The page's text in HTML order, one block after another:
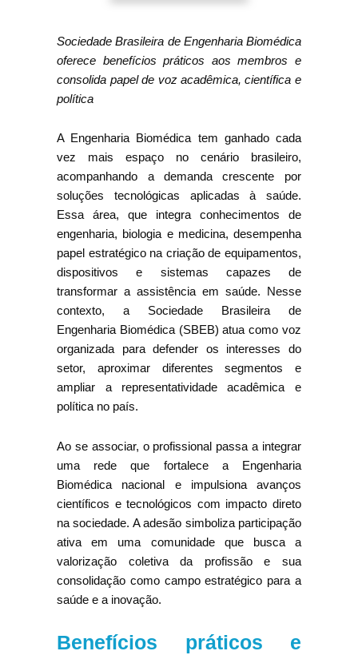
Sociedade Brasileira de Engenharia Biomédica
oferece benefícios práticos aos membros e
consolida papel de voz acadêmica, científica e
política
A Engenharia Biomédica tem ganhado cada
vez mais espaço no cenário brasileiro,
acompanhando a demanda crescente por
soluções tecnológicas aplicadas à saúde.
Essa área, que integra conhecimentos de
engenharia, biologia e medicina, desempenha
papel estratégico na criação de equipamentos,
dispositivos e sistemas capazes de
transformar a assistência em saúde. Nesse
contexto, a Sociedade Brasileira de
Engenharia Biomédica (SBEB) atua como voz
organizada para defender os interesses do
setor, aproximar diferentes segmentos e
ampliar a representatividade acadêmica e
política no país.
Ao se associar, o profissional passa a integrar
uma rede que fortalece a Engenharia
Biomédica nacional e impulsiona avanços
científicos e tecnológicos com impacto direto
na sociedade. A adesão simboliza participação
ativa em uma comunidade que busca a
valorização coletiva da profissão e sua
consolidação como campo estratégico para a
saúde e a inovação.
Benefícios práticos e